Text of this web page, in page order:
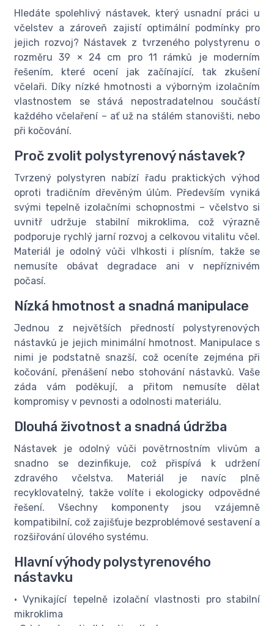
Hledáte spolehlivý nástavek, který usnadní práci u
včelstev a zároveň zajistí optimální podmínky pro
jejich rozvoj? Nástavek z tvrzeného polystyrenu o
rozměru 39 × 24 cm pro 11 rámků je moderním
řešením, které ocení jak začínající, tak zkušení
včelaři. Díky nízké hmotnosti a výborným izolačním
vlastnostem se stává nepostradatelnou součástí
každého včelaření – ať už na stálém stanovišti, nebo
při kočování.
Proč zvolit polystyrenový nástavek?
Tvrzený polystyren nabízí řadu praktických výhod
oproti tradičním dřevěným úlům. Především vyniká
svými tepelně izolačními schopnostmi – včelstvo si
uvnitř udržuje stabilní mikroklima, což výrazně
podporuje rychlý jarní rozvoj a celkovou vitalitu včel.
Materiál je odolný vůči vlhkosti i plísním, takže se
nemusíte obávat degradace ani v nepříznivém
počasí.
Nízká hmotnost a snadná manipulace
Jednou z největších předností polystyrenových
nástavků je jejich minimální hmotnost. Manipulace s
nimi je podstatně snazší, což oceníte zejména při
kočování, přenášení nebo stohování nástavků. Vaše
záda vám poděkují, a přitom nemusíte dělat
kompromisy v pevnosti a odolnosti materiálu.
Dlouhá životnost a snadná údržba
Nástavek je odolný vůči povětrnostním vlivům a
snadno se dezinfikuje, což přispívá k udržení
zdravého včelstva. Materiál je navíc plně
recyklovatelný, takže volíte i ekologicky odpovědné
řešení. Všechny komponenty jsou vzájemně
kompatibilní, což zajišťuje bezproblémové sestavení a
rozšiřování úlového systému.
Hlavní výhody polystyrenového
nástavku
• Vynikající tepelně izolační vlastnosti pro stabilní
mikroklima